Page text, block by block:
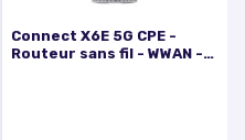
Connect X6E 5G CPE -
Routeur sans fil - WWAN -